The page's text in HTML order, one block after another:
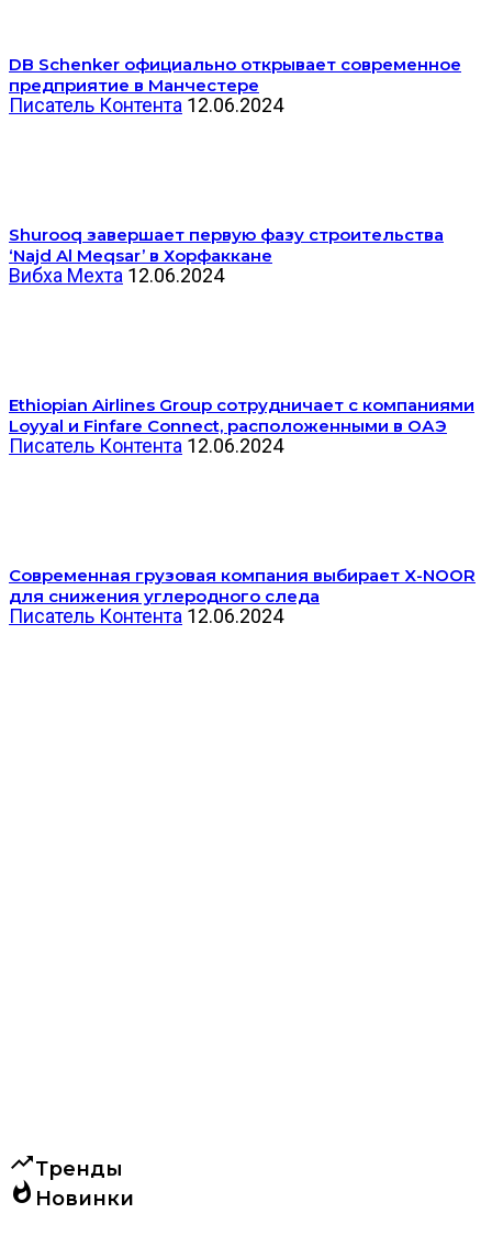
DB Schenker официально открывает современное
предприятие в Манчестере
Писатель Контента 12.06.2024
Shurooq завершает первую фазу строительства
‘Najd Al Meqsar’ в Хорфаккане
Вибха Мехта 12.06.2024
Ethiopian Airlines Group сотрудничает с компаниями
Loyyal и Finfare Connect, расположенными в ОАЭ
Писатель Контента 12.06.2024
Современная грузовая компания выбирает X-NOOR
для снижения углеродного следа
Писатель Контента 12.06.2024
trending_upТренды
whatshot Новинки